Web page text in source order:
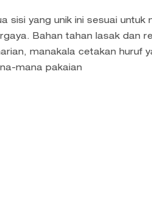
sisi yang unik ini sesuai untuk
Bahan tahan lasak dan
manakala cetakan huruf
mana pakaian